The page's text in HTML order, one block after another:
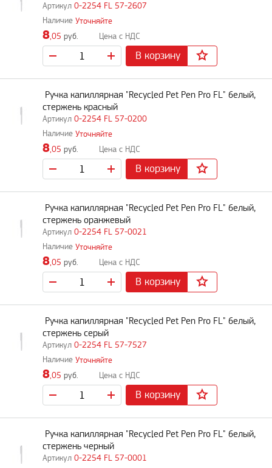
0-2254 FL 57-2607
Уточняйте
8,05 руб.
В корзину
0-2254 FL 57-0200
Ручка капиллярная "Recycled Pet Pen Pro FL" белый,
стержень красный
Уточняйте
8,05 руб.
В корзину
0-2254 FL 57-0021
Ручка капиллярная "Recycled Pet Pen Pro FL" белый,
стержень оранжевый
Уточняйте
8,05 руб.
В корзину
0-2254 FL 57-7527
Ручка капиллярная "Recycled Pet Pen Pro FL" белый,
стержень серый
Уточняйте
8,05 руб.
В корзину
0-2254 FL 57-0001
Ручка капиллярная "Recycled Pet Pen Pro FL" белый,
стержень черный